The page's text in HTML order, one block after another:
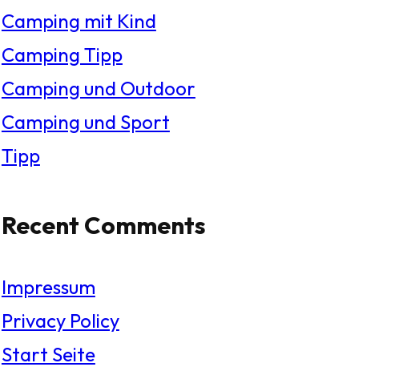
Camping mit Kind
Camping Tipp
Camping und Outdoor
Camping und Sport
Tipp
Recent Comments
Impressum
Privacy Policy
Start Seite